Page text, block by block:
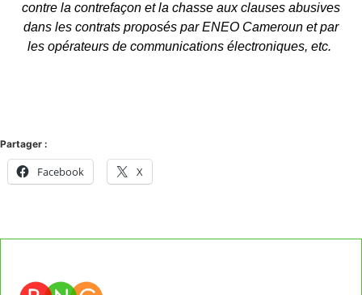
contre la contrefaçon et la chasse aux clauses abusives
dans les contrats proposés par ENEO Cameroun et par
les opérateurs de communications électroniques, etc.
Partager :
Facebook X